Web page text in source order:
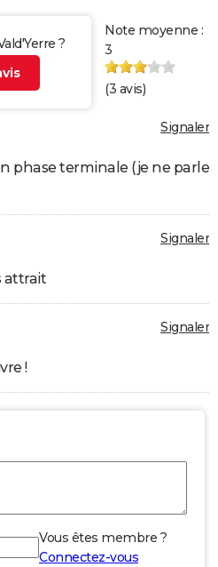
?
Note moyenne :
3
(3 avis)
Signaler
phase terminale (je ne parle
Signaler
attrait
Signaler
!
Vous êtes membre ?
Connectez-vous